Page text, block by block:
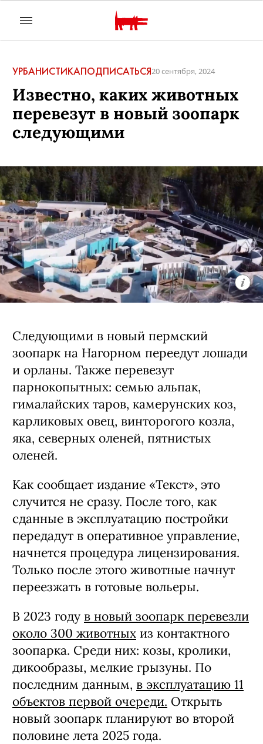
УРБАНИСТИКАПОДПИСАТЬСЯ20 сентября, 2024
Известно, каких животных
перевезут в новый зоопарк
следующими
Следующими в новый пермский
зоопарк на Нагорном переедут лошади
и орланы. Также перевезут
парнокопытных: семью альпак,
гималайских таров, камерунских коз,
карликовых овец, винторогого козла,
яка, северных оленей, пятнистых
оленей.
Как сообщает издание «Текст», это
случится не сразу. После того, как
сданные в эксплуатацию постройки
передадут в оперативное управление,
начнется процедура лицензирования.
Только после этого животные начнут
переезжать в готовые вольеры.
В 2023 году в новый зоопарк перевезли
около 300 животных из контактного
зоопарка. Среди них: козы, кролики,
дикообразы, мелкие грызуны. По
последним данным, в эксплуатацию 11
объектов первой очереди. Открыть
новый зоопарк планируют во второй
половине лета 2025 года.